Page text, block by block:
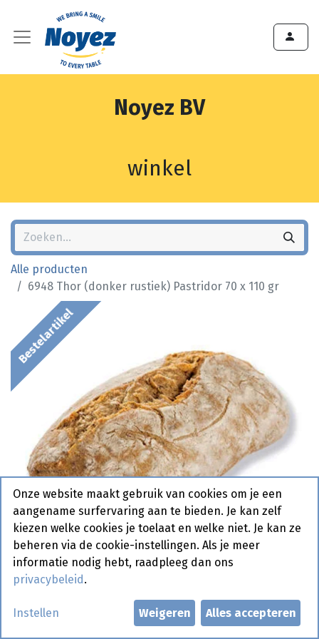
Noyez BV
winkel
Alle producten
6948 Thor (donker rustiek) Pastridor 70 x 110 gr
Bestelartikel
6948 Thor (donker rustiek)
Onze website maakt gebruik van cookies om je een
aangename surfervaring aan te bieden. Je kan zelf
kiezen welke cookies je toelaat en welke niet. Je kan ze
beheren via de cookie-instellingen. Als je meer
informatie nodig hebt, raadpleeg dan ons
privacybeleid .
Instellen Weigeren Alles accepteren